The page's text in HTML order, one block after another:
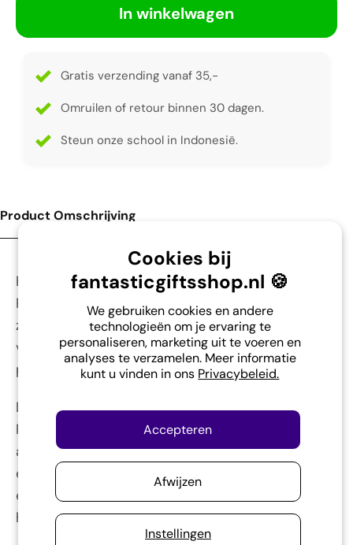
Cookies bij
fantasticgiftsshop.nl 🍪
We gebruiken cookies en andere
technologieën om je ervaring te
personaliseren, marketing uit te voeren en
analyses te verzamelen. Meer informatie
kunt u vinden in ons Privacybeleid.
Instellingen
Accepteren
Afwijzen
In winkelwagen
Gratis verzending vanaf 35,-
Omruilen of retour binnen 30 dagen.
Steun onze school in Indonesië.
Product Omschrijving
Breng de natuur in huis met deze unieke Hanger -
Pimpelmees. De Hanger - Pimpelmees is
zorgvuldig met de hand gemaakt door vakkundige
vrouwen in Nepal, waardoor elke creatie zijn eigen
persoonlijkheid en charme heeft.
De afmetingen van deze schattige vilten Hanger -
Pimpelmees zijn ongeveer 8 bij 4 cm, ideaal om
als decoratie te hangen waar u maar wilt. Het is
een perfecte toevoeging aan uw paastak of als
een klein, maar opvallend detail in uw interieur het
hele jaar door.